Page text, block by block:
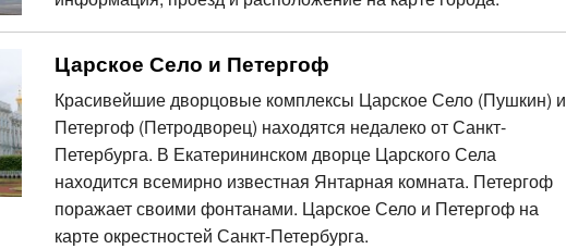
Царское Село и Петергоф
Красивейшие дворцовые комплексы Царское Село (Пушкин) и
Петергоф (Петродворец) находятся недалеко от Санкт-
Петербурга. В Екатерининском дворце Царского Села
находится всемирно известная Янтарная комната. Петергоф
поражает своими фонтанами. Царское Село и Петергоф на
карте окрестностей Санкт-Петербурга.